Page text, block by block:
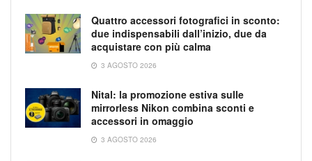
Quattro accessori fotografici in sconto:
due indispensabili dall’inizio, due da
acquistare con più calma
3 AGOSTO 2026
Nital: la promozione estiva sulle
mirrorless Nikon combina sconti e
accessori in omaggio
3 AGOSTO 2026